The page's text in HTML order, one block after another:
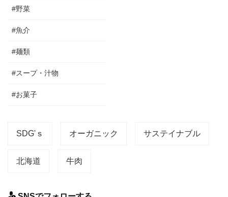
#野菜
#魚介
#麺類
#スープ・汁物
#お菓子
SDG'ｓ オーガニック サステイナブル
北海道 牛肉